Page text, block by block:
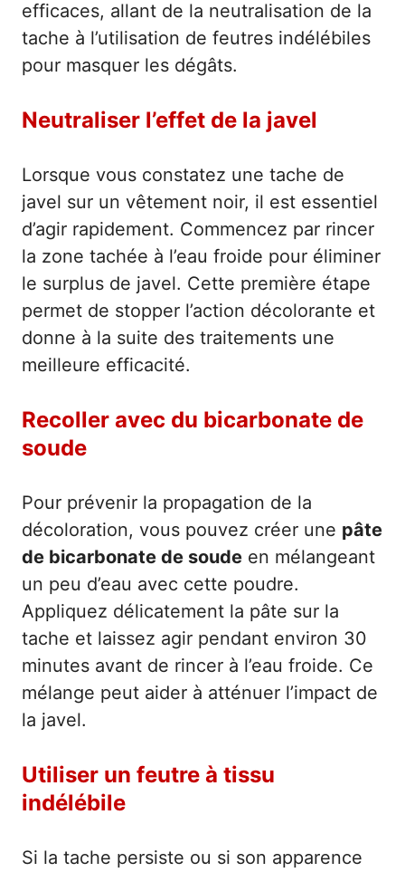
efficaces, allant de la neutralisation de la
tache à l’utilisation de feutres indélébiles
pour masquer les dégâts.
Neutraliser l’effet de la javel
Lorsque vous constatez une tache de
javel sur un vêtement noir, il est essentiel
d’agir rapidement. Commencez par rincer
la zone tachée à l’eau froide pour éliminer
le surplus de javel. Cette première étape
permet de stopper l’action décolorante et
donne à la suite des traitements une
meilleure efficacité.
Recoller avec du bicarbonate de
soude
Pour prévenir la propagation de la
décoloration, vous pouvez créer une pâte
de bicarbonate de soude en mélangeant
un peu d’eau avec cette poudre.
Appliquez délicatement la pâte sur la
tache et laissez agir pendant environ 30
minutes avant de rincer à l’eau froide. Ce
mélange peut aider à atténuer l’impact de
la javel.
Utiliser un feutre à tissu
indélébile
Si la tache persiste ou si son apparence